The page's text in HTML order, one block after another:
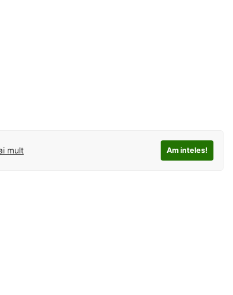
mult Am inteles!